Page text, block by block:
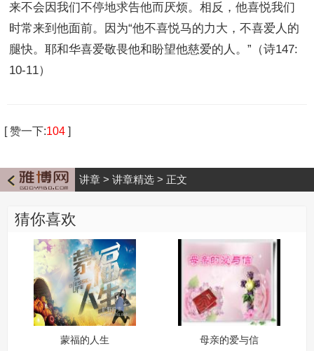
来不会因我们不停地求告他而厌烦。相反，他喜悦我们
时常来到他面前。因为“他不喜悦马的力大，不喜爱人的
腿快。耶和华喜爱敬畏他和盼望他慈爱的人。”（诗147:
10-11）
[赞一下:104 ]
讲章 > 讲章精选 > 正文
猜你喜欢
蒙福的人生 母亲的爱与信